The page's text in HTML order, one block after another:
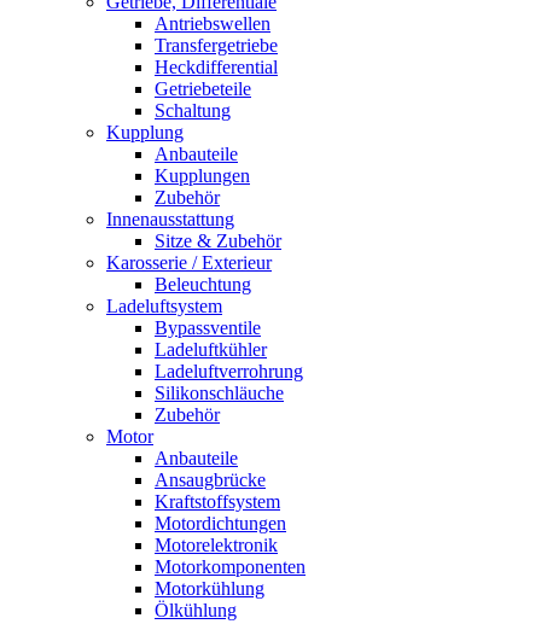
Antriebswellen
Transfergetriebe
Heckdifferential
Getriebeteile
Schaltung
Kupplung
Anbauteile
Kupplungen
Zubehör
Innenausstattung
Sitze & Zubehör
Karosserie / Exterieur
Beleuchtung
Ladeluftsystem
Bypassventile
Ladeluftkühler
Ladeluftverrohrung
Silikonschläuche
Zubehör
Motor
Anbauteile
Ansaugbrücke
Kraftstoffsystem
Motordichtungen
Motorelektronik
Motorkomponenten
Motorkühlung
Ölkühlung